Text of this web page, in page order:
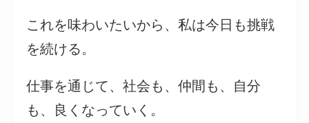
これを味わいたいから、私は今日も挑戦
を続ける。
仕事を通じて、社会も、仲間も、自分
も、良くなっていく。